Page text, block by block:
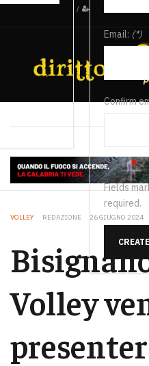
/
Email: (*)
Confirm
Fields
required.
VOLLEY REDAZIONE 26 GIUGNO 2024
Volley